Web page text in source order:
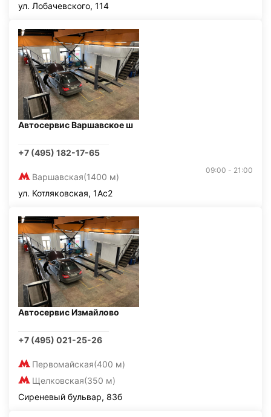
ул. Лобачевского, 114
Автосервис Варшавское ш
+7 (495) 182-17-65
Варшавская(1400 м)
09:00 - 21:00
ул. Котляковская, 1Ас2
Автосервис Измайлово
+7 (495) 021-25-26
Первомайская(400 м)
Щелковская(350 м)
Сиреневый бульвар, 83б